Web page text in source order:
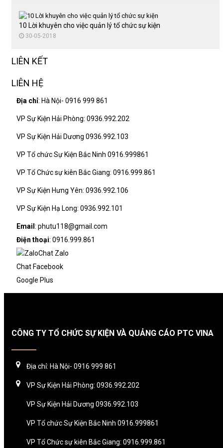
SỰ
KIỆN
HỆ
10 Lời khuyên cho việc quản lý tổ chức sự kiện
30-05-2018
LIÊN KẾT
LIÊN HỆ
Địa chỉ: Hà Nội- 0916 999 861
VP Sự Kiện Hải Phòng: 0936.992.202
VP Sự Kiện Hải Dương 0936.992.103
VP Tổ chức Sự Kiện Bắc Ninh 0916.999861
VP Tổ Chức sự kiên Bắc Giang: 0916.999.861
VP Sự Kiện Hưng Yên: 0936.992.106
VP Sự Kiện Hạ Long: 0936.992.101
Email : phutu118@gmail.com
Điện thoại: 0916.999.861
Chat Zalo
Chat Facebook
Google Plus
CÔNG TY TỔ CHỨC SỰ KIỆN VÀ QUẢNG CÁO PTC VINA
Địa chỉ: Hà Nội- 0916 999 861
VP Sự Kiện Hải Phòng: 0936.992.202
VP Sự Kiện Hải Dương 0936.992.103
VP Tổ chức Sự Kiện Bắc Ninh 0916.999861
VP Tổ Chức sự kiên Bắc Giang: 0916.999.861